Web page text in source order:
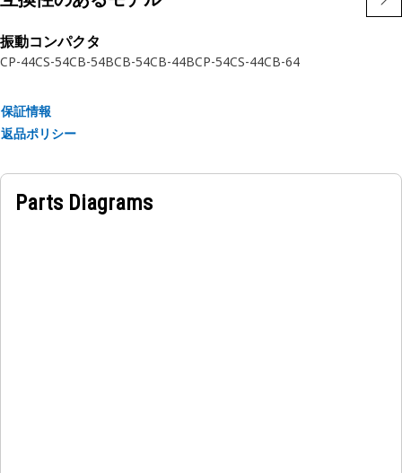
振動コンパクタ
CP-44CS-54CB-54BCB-54CB-44BCP-54CS-44CB-64
保証情報
返品ポリシー
Parts Diagrams